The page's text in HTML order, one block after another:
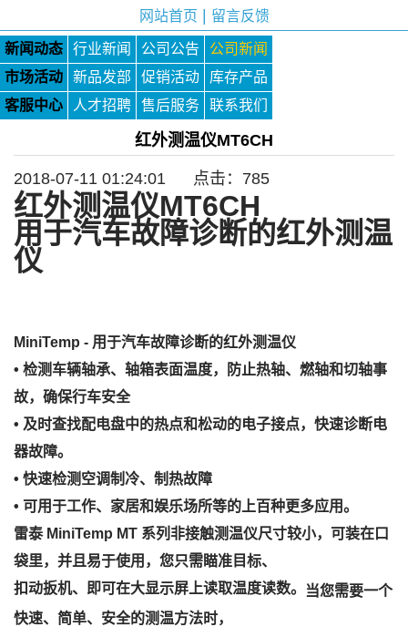
网站首页 留言反馈
新闻动态 行业新闻 公司公告
公司新闻
市场活动
新品发部 促销活动
库存产品
客服中心
人才招聘 售后服务 联系我们
红外测温仪MT6CH
2018-07-11 01:24:01 点击： 785
红外测温仪MT6CH
用于汽车故障诊断的红外测温
仪
MiniTemp - 用于汽车故障诊断的红外测温仪
• 检测车辆轴承、轴箱表面温度，防止热轴、燃轴和切轴事
故，确保行车安全
• 及时查找配电盘中的热点和松动的电子接点，快速诊断电
器故障。
• 快速检测空调制冷、制热故障
• 可用于工作、家居和娱乐场所等的上百种更多应用。
雷泰 MiniTemp MT 系列非接触测温仪尺寸较小，可装在口
袋里，并且易于使用，您只需瞄准目标、
扣动扳机、即可在大显示屏上读取温度读数。
当您需要一个
快速、简单、安全的测温方法时，